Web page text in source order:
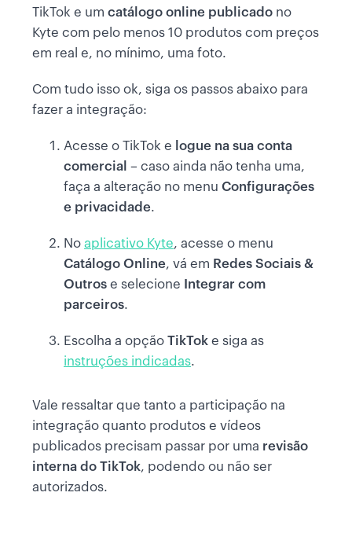
TikTok e um catálogo online publicado no
Kyte com pelo menos 10 produtos com preços
em real e, no mínimo, uma foto.
Com tudo isso ok, siga os passos abaixo para
fazer a integração:
Acesse o TikTok e logue na sua conta
comercial – caso ainda não tenha uma,
faça a alteração no menu Configurações
e privacidade.
No aplicativo Kyte, acesse o menu
Catálogo Online, vá em Redes Sociais &
Outros e selecione
Integrar com
parceiros.
Escolha a opção TikTok e siga as
instruções indicadas.
Vale ressaltar que tanto a participação na
integração quanto produtos e vídeos
publicados precisam passar por uma revisão
interna do TikTok, podendo ou não ser
autorizados.